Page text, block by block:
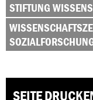
STIFTUNG
SEITE